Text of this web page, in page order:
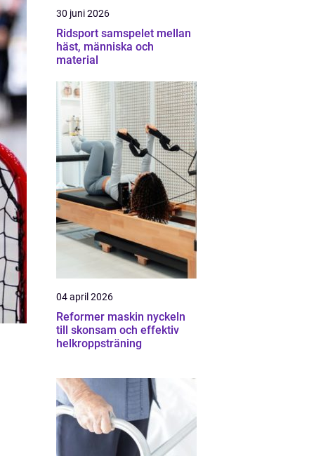
30 juni 2026
Ridsport samspelet mellan
häst, människa och
material
04 april 2026
Reformer maskin nyckeln
till skonsam och effektiv
helkroppsträning